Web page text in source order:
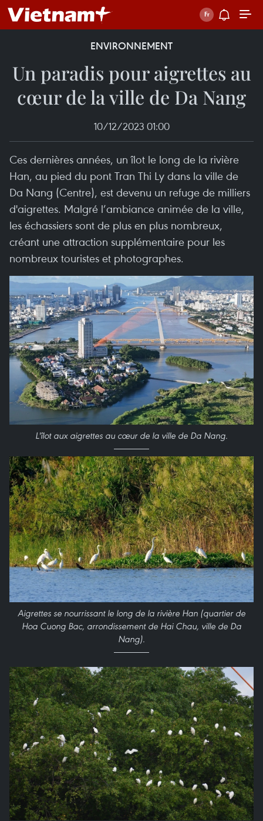
ENVIRONNEMENT
Un paradis pour aigrettes au
cœur de la ville de Da Nang
10/12/2023 01:00
Ces dernières années, un îlot le long de la rivière
Han, au pied du pont Tran Thi Ly dans la ville de
Da Nang (Centre), est devenu un refuge de milliers
d'aigrettes. Malgré l’ambiance animée de la ville,
les échassiers sont de plus en plus nombreux,
créant une attraction supplémentaire pour les
nombreux touristes et photographes.
L'îlot aux aigrettes au cœur de la ville de Da Nang.
Aigrettes se nourrissant le long de la rivière Han (quartier de
Hoa Cuong Bac, arrondissement de Hai Chau, ville de Da
Nang).